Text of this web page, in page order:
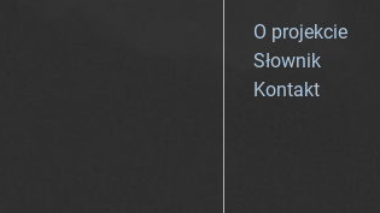
O projekcie
Słownik
Kontakt